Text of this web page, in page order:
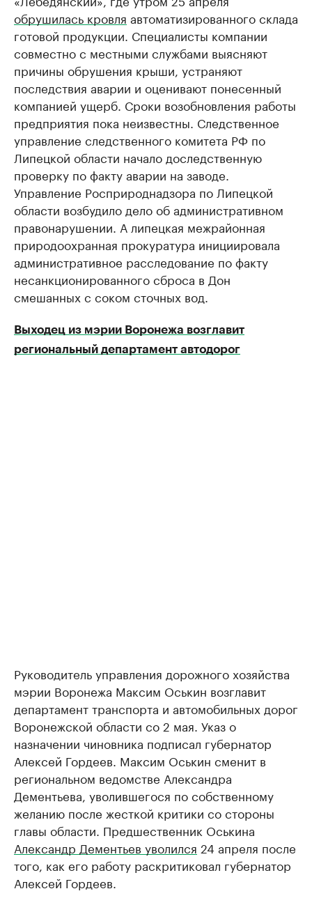
обрушилась кровля автоматизированного склада
готовой продукции. Специалисты компании
совместно с местными службами выясняют
причины обрушения крыши, устраняют
последствия аварии и оценивают понесенный
компанией ущерб. Сроки возобновления работы
предприятия пока неизвестны. Следственное
управление следственного комитета РФ по
Липецкой области начало доследственную
проверку по факту аварии на заводе.
Управление Росприроднадзора по Липецкой
области возбудило дело об административном
правонарушении. А липецкая межрайонная
природоохранная прокуратура инициировала
административное расследование по факту
несанкционированного сброса в Дон
смешанных с соком сточных вод.
Выходец из мэрии Воронежа возглавит
региональный департамент автодорог
Руководитель управления дорожного хозяйства
мэрии Воронежа Максим Оськин возглавит
департамент транспорта и автомобильных дорог
Воронежской области со 2 мая. Указ о
назначении чиновника подписал губернатор
Алексей Гордеев. Максим Оськин сменит в
региональном ведомстве Александра
Дементьева, уволившегося по собственному
желанию после жесткой критики со стороны
главы области. Предшественник Оськина
Александр Дементьев уволился 24 апреля после
того, как его работу раскритиковал губернатор
Алексей Гордеев.